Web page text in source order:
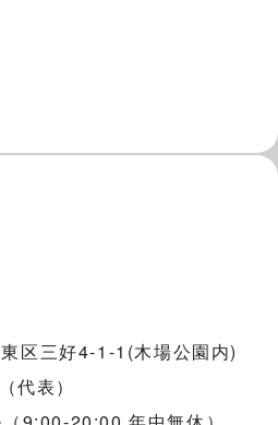
区三好4-1-1(木場公園内)
表）